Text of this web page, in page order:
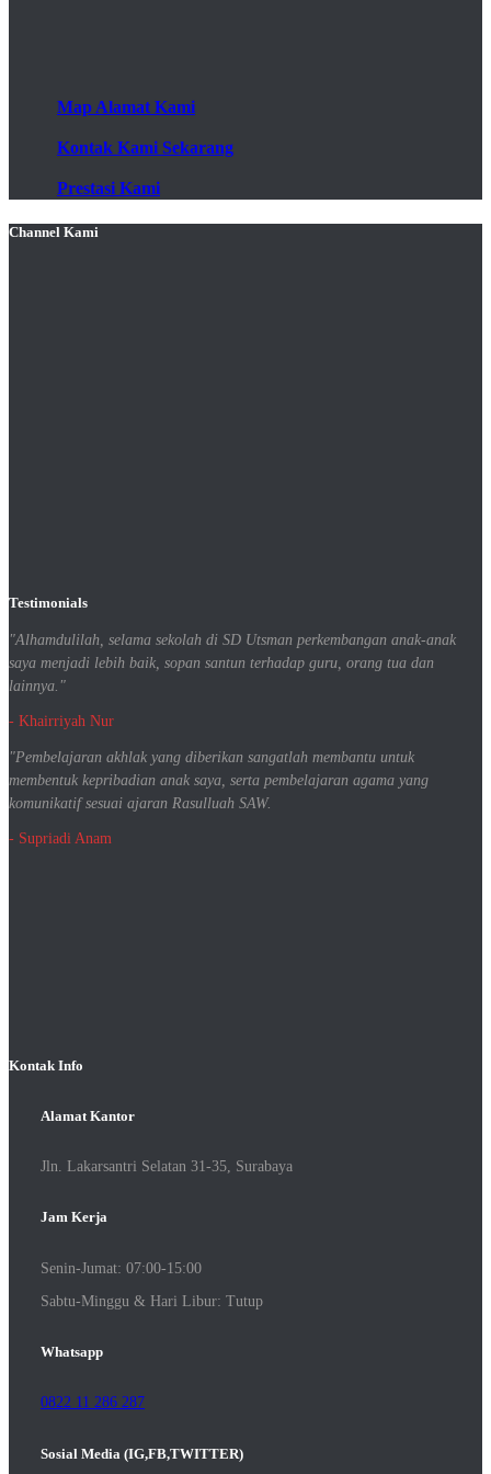
Map Alamat Kami
Kontak Kami Sekarang
Prestasi Kami
Channel Kami
Testimonials
"Alhamdulilah, selama sekolah di SD Utsman perkembangan anak-anak
saya menjadi lebih baik, sopan santun terhadap guru, orang tua dan
lainnya."
- Khairriyah Nur
"Pembelajaran akhlak yang diberikan sangatlah membantu untuk
membentuk kepribadian anak saya, serta pembelajaran agama yang
komunikatif sesuai ajaran Rasulluah SAW.
- Supriadi Anam
Kontak Info
Alamat Kantor
Jln. Lakarsantri Selatan 31-35, Surabaya
Jam Kerja
Senin-Jumat: 07:00-15:00
Sabtu-Minggu & Hari Libur: Tutup
Whatsapp
0822 11 286 287
Sosial Media (IG,FB,TWITTER)